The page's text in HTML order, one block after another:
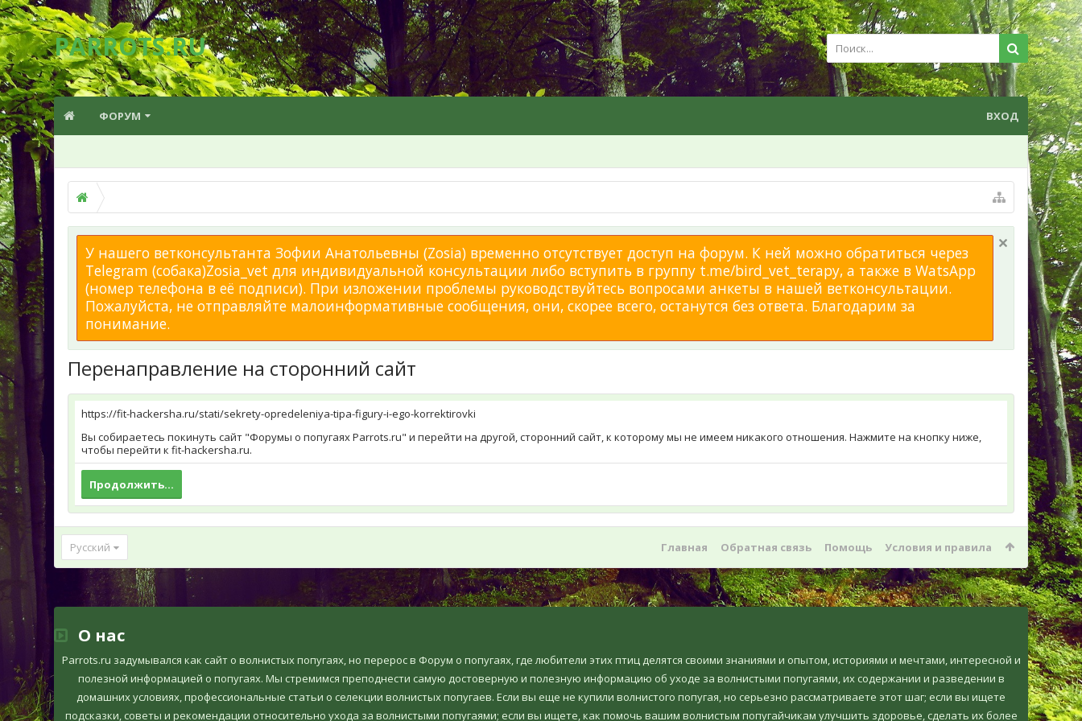
PARROTS.RU
ФОРУМ ВХОД
У нашего ветконсультанта Зофии Анатольевны (Zosia) временно отсутствует доступ на форум. К ней можно обратиться через
Telegram (собака)Zosia_vet для индивидуальной консультации либо вступить в группу t.me/bird_vet_terapy, а также в WatsApp
(номер телефона в её подписи). При изложении проблемы руководствуйтесь вопросами анкеты в нашей ветконсультации.
Пожалуйста, не отправляйте малоинформативные сообщения, они, скорее всего, останутся без ответа. Благодарим за
понимание.
Перенаправление на сторонний сайт
https://fit-hackersha.ru/stati/sekrety-opredeleniya-tipa-figury-i-ego-korrektirovki
Вы собираетесь покинуть сайт "Форумы о попугаях Parrots.ru" и перейти на другой, сторонний сайт, к которому мы не имеем никакого отношения. Нажмите на кнопку ниже,
чтобы перейти к fit-hackersha.ru.
Продолжить...
Русский Главная Обратная связь Помощь Условия и правила
О нас
Parrots.ru задумывался как сайт о волнистых попугаях, но перерос в Форум о попугаях, где любители этих птиц делятся своими знаниями и опытом, историями и мечтами, интересной и
полезной информацией о попугаях. Мы стремимся преподнести самую достоверную и полезную информацию об уходе за волнистыми попугаями, их содержании и разведении в
домашних условиях, профессиональные статьи о селекции волнистых попугаев. Если вы еще не купили волнистого попугая, но серьезно рассматриваете этот шаг; если вы ищете
подсказки, советы и рекомендации относительно ухода за волнистыми попугаями; если вы ищете, как помочь вашим волнистым попугайчикам улучшить здоровье, сделать их более